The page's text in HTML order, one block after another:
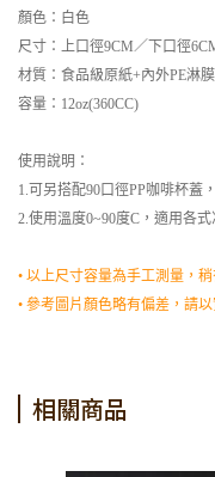
顏色：白色
尺寸：上口徑9CM／下口徑
材質：食品級原紙+內外PE淋膜
容量：12oz(360CC)
使用說明：
1.可另搭配90口徑PP咖啡杯蓋
2.使用溫度0~90度C，適用各式
• 以上尺寸容量為手工測量，
• 參考圖片顏色略有偏差，請
相關商品